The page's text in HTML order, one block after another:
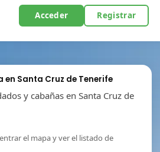
Acceder Registrar
en Santa Cruz de Tenerife
y cabañas en Santa Cruz de
el mapa y ver el listado de